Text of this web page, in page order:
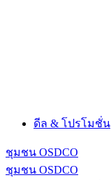
ดีล & โปรโมชั่น
ชุมชน OSDCO
ชุมชน OSDCO